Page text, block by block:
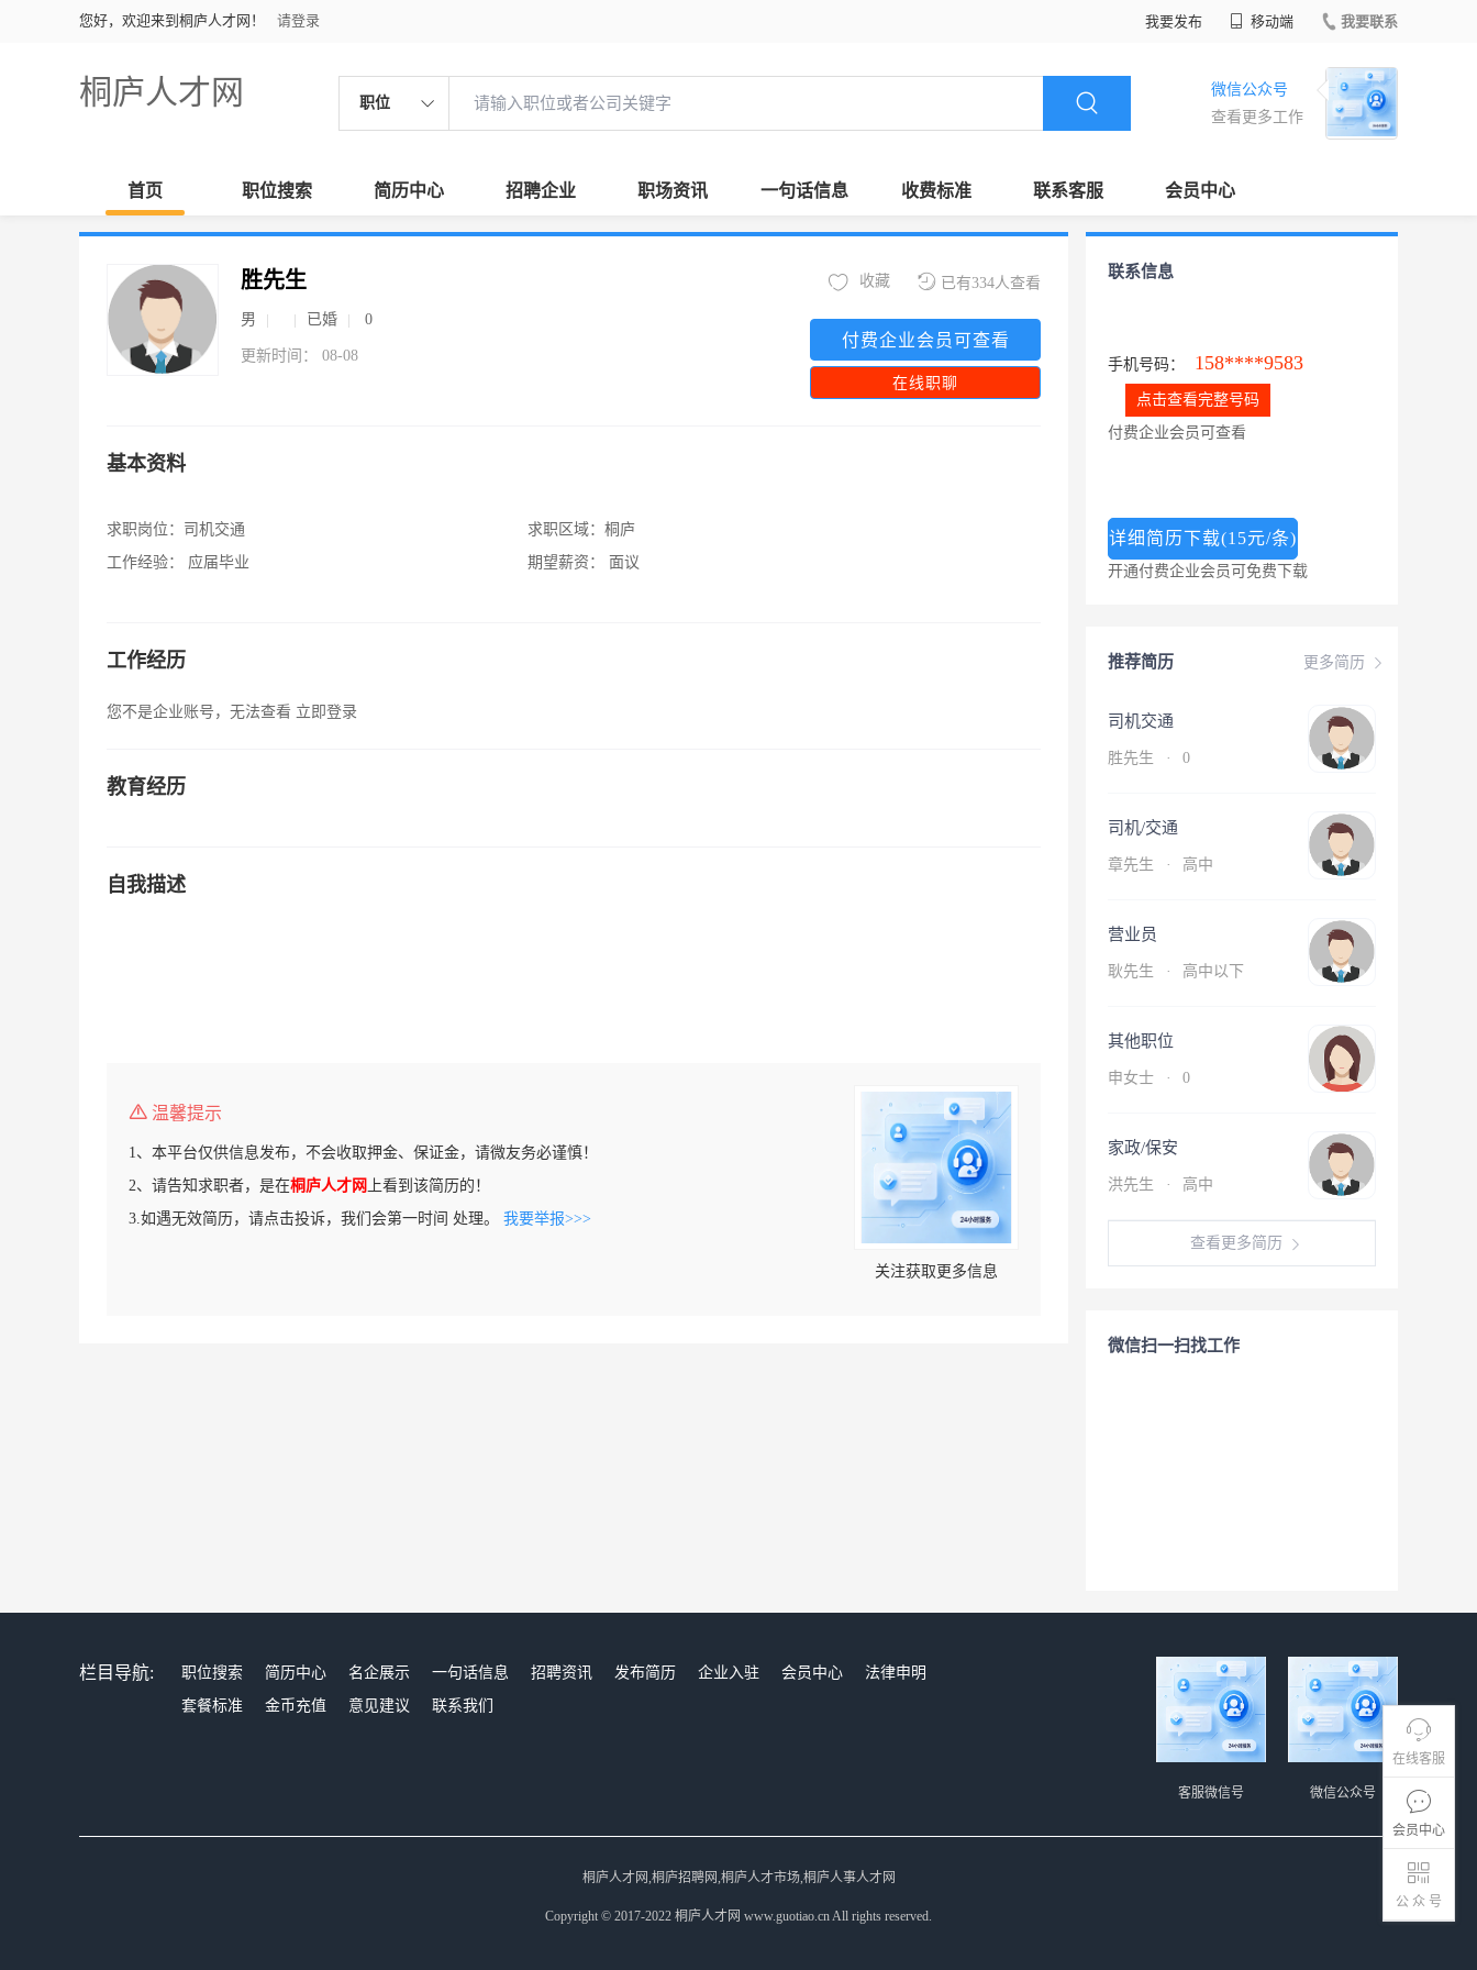
您好，欢迎来到桐庐人才网！ 请登录 我要发布 移动端 我要联系
桐庐人才网 职位
微信公众号
查看更多工作
首页 职位搜索 简历中心 招聘企业 职场资讯 一句话信息 收费标准 联系客服 会员中心
在线客服
会员中心
公 众 号
胜先生
男 已婚 0
更新时间： 08-08
已有334人查看
收藏
付费企业会员可查看
在线职聊
基本资料
求职岗位： 司机交通
工作经验：
应届毕业
求职区域： 桐庐
期望薪资：
面议
工作经历
您不是企业账号，无法查看 立即登录
教育经历
自我描述
温馨提示
1、本平台仅供信息发布，不会收取押金、保证金，请微友务必谨慎！
2、请告知求职者，是在桐庐人才网 上看到该简历的！
3.如遇无效简历，请点击投诉，我们会第一时间 处理。 我要举报>>>
关注获取更多信息
联系信息
手机号码： 158****9583
点击查看完整号码
付费企业会员可查看
详细简历下载(15元/条)
开通付费企业会员可免费下载
更多简历
推荐简历
司机交通
胜先生 · 0
司机/交通
章先生 · 高中
营业员
耿先生 · 高中以下
其他职位
申女士 · 0
家政/保安
洪先生 · 高中
查看更多简历
微信扫一扫找工作
栏目导航: 职位搜索 简历中心 名企展示 一句话信息 招聘资讯 发布简历 企业入驻 会员中心
法律申明
套餐标准
金币充值 意见建议 联系我们
微信公众号
客服微信号
桐庐人才网,桐庐招聘网,桐庐人才市场,桐庐人事人才网
Copyright © 2017-2022 桐庐人才网 www.guotiao.cn All rights reserved.